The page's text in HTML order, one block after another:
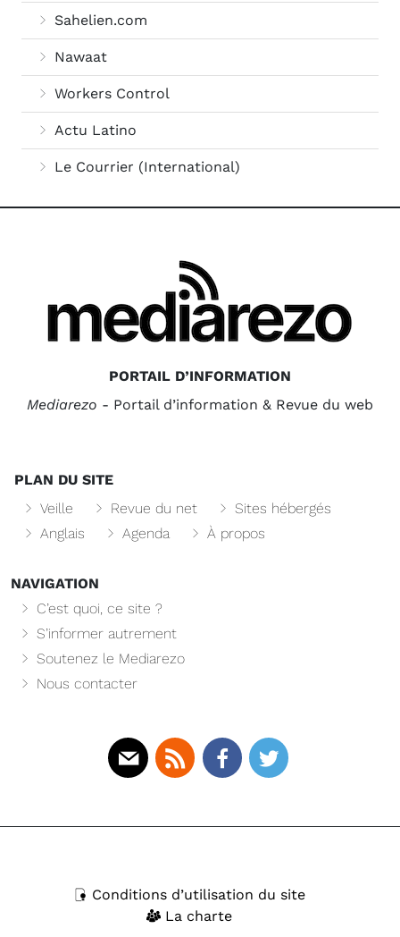
Sahelien.com
Nawaat
Workers Control
Actu Latino
Le Courrier (International)
PORTAIL D’INFORMATION
Mediarezo - Portail d’information & Revue du web
PLAN DU SITE
Veille
Revue du net
Sites hébergés
Anglais
Agenda À propos
NAVIGATION
C’est quoi, ce site ?
S’informer autrement
Soutenez le Mediarezo
Nous contacter
Conditions d’utilisation du site
La charte